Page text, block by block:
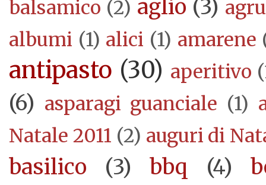
balsamico (2) aglio (3)
albumi (1) alici (1) amarene
antipasto (30) aperitivo
(6) asparagi guanciale (1)
Natale 2011 (2) auguri di
basilico (3) bbq (4)